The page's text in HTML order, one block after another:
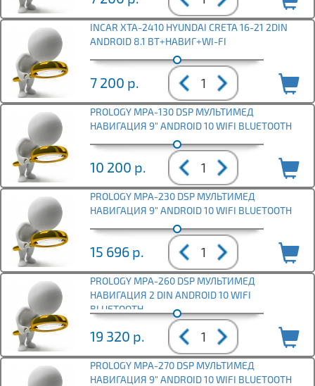
INCAR XTA-2410 HYUNDAI CRETA 16-21 2DIN
ANDROID 8.1 BT+НАВИГ+WI-FI
7 200 р.
PROLOGY MPA-130 DSP МУЛЬТИМЕД
НАВИГАЦИЯ 9" ANDROID 10 WIFI BLUETOOTH
10 200 р.
PROLOGY MPA-230 DSP МУЛЬТИМЕД
НАВИГАЦИЯ 9" ANDROID 10 WIFI BLUETOOTH
15 696 р.
PROLOGY MPA-260 DSP МУЛЬТИМЕД
НАВИГАЦИЯ 2 DIN ANDROID 10 WIFI
BLUETOOTH
19 320 р.
PROLOGY MPA-270 DSP МУЛЬТИМЕД
НАВИГАЦИЯ 9" ANDROID 10 WIFI BLUETOOTH